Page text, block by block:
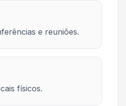
e reuniões.
físicos.